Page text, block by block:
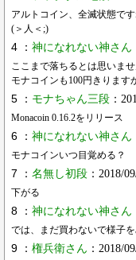
アルトコイン、全滅状態で
(＞人＜;)
4 ： 神になれない神さん
ここまで落ちるとは思いま
モナコインも100円きります
5 ： モナちゃん三段 ：
Monacoin 0.16.2をリリース
6 ： 神になれない神さん
モナコインいつ目覚める？
7 ： 名無し初段 ：2018/
下がる
8 ： 神になれない神さん
では、まだ買わないで様子
9 ： 権兵衛さん ：2018/